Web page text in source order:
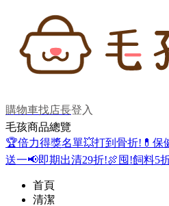
購物車找店長登入
毛孩商品總覽
🏆倍力得獎名單💥打到骨折! 💊保
送一📢即期出清29折!🍖囤!飼料5
首頁
清潔